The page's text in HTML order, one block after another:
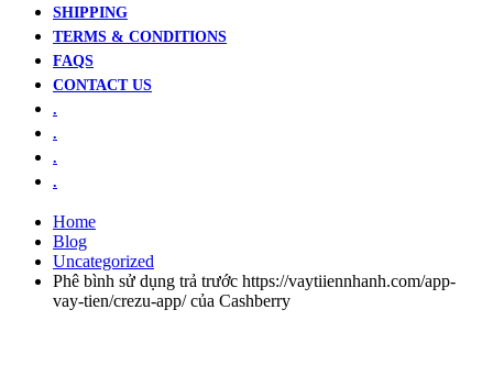
SHIPPING
TERMS & CONDITIONS
FAQS
CONTACT US
.
.
.
.
Home
Blog
Uncategorized
Phê bình sử dụng trả trước https://vaytiiennhanh.com/app-
vay-tien/crezu-app/ của Cashberry